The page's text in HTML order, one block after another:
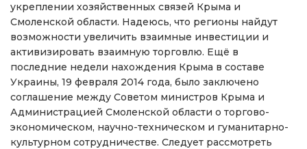
укреплении хозяйственных связей Крыма и
Смоленской области. Надеюсь, что регионы найдут
возможности увеличить взаимные инвестиции и
активизировать взаимную торговлю. Ещё в
последние недели нахождения Крыма в составе
Украины, 19 февраля 2014 года, было заключено
соглашение между Советом министров Крыма и
Администрацией Смоленской области о торгово-
экономическом, научно-техническом и гуманитарно-
культурном сотрудничестве. Следует рассмотреть